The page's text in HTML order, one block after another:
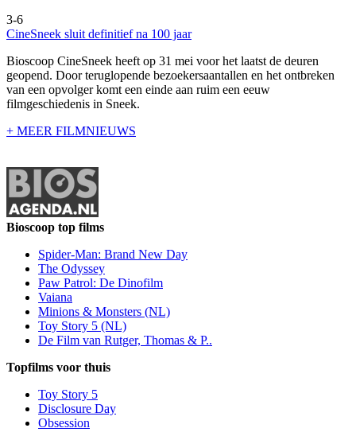
3-6
CineSneek sluit definitief na 100 jaar
Bioscoop CineSneek heeft op 31 mei voor het laatst de deuren
geopend. Door teruglopende bezoekersaantallen en het ontbreken
van een opvolger komt een einde aan ruim een eeuw
filmgeschiedenis in Sneek.
+ MEER FILMNIEUWS
Bioscoop top films
Spider-Man: Brand New Day
The Odyssey
Paw Patrol: De Dinofilm
Vaiana
Minions & Monsters (NL)
Toy Story 5 (NL)
De Film van Rutger, Thomas & P..
Topfilms voor thuis
Toy Story 5
Disclosure Day
Obsession